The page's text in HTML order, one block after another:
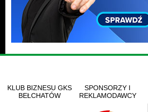
KLUB BIZNESU GKS
BEŁCHATÓW
SPONSORZY I
REKLAMODAWCY